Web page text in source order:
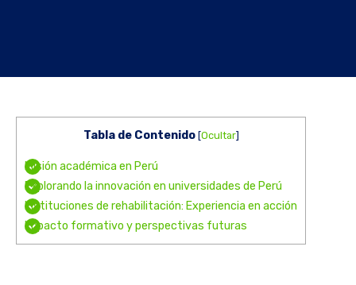
Tabla de Contenido [Ocultar]
Misión académica en Perú
Explorando la innovación en universidades de Perú
Instituciones de rehabilitación: Experiencia en acción
Impacto formativo y perspectivas futuras